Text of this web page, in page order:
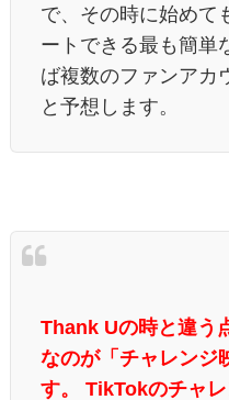
で、その時に始めて
ートできる最も簡単
ば複数のファンアカ
と予想します。
Thank Uの時と違う
なのが「チャレンジ
す。
TikTokのチャ